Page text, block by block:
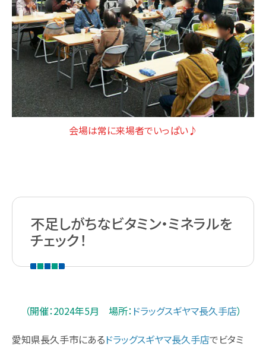
会場は常に来場者でいっぱい♪
不足しがちなビタミン・ミネラルを
チェック！
（開催：2024年5月 場所：ドラッグスギヤマ長久手店）
愛知県長久手市にあるドラッグスギヤマ長久手店でビタミ